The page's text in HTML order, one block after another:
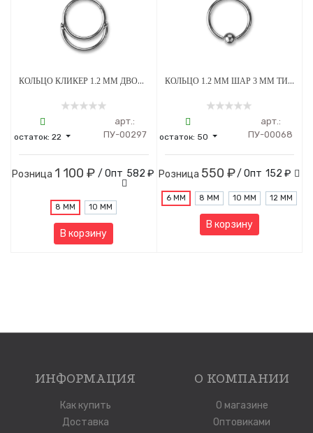
КОЛЬЦО КЛИКЕР 1.2 ММ ДВОЙНОЕ ТИТАН
остаток:22
арт.:
ПУ-00297
Розница 1 100 ₽ / Опт 582 ₽
8 ММ 10 ММ
В корзину
КОЛЬЦО 1.2 ММ ШАР 3 ММ ТИТАН
остаток: 50
арт.:
ПУ-00068
Розница 550 ₽/ Опт 152 ₽
6 ММ 8 ММ 10 ММ 12 ММ
В корзину
ИНФОРМАЦИЯ
Как купить
Доставка
О КОМПАНИИ
О магазине
Оптовиками